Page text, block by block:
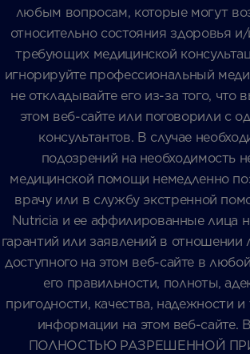
любым вопросам, которые могут
относительно состояния здоровья
требующих медицинской
игнорируйте профессиональный
не откладывайте его из-за того, что
этом веб-сайте или поговорили с
консультантов. В случае
подозрений на необходимость
медицинской помощи немедленно
врачу или в службу экстренной
Nutricia и ее аффилированные лица
гарантий или заявлений в отношении
доступного на этом веб-сайте в
его правильности, полноты,
пригодности, качества, надежности
информации на этом веб-
ПОЛНОСТЬЮ РАЗРЕШЕННОЙ